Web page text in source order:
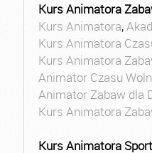
Kurs Animatora
Kurs Animatora,
Kurs Animatora
Kurs Animatora
Animator Czasu
Animator Zabaw dla
Kurs Animatora
Kurs Animatora